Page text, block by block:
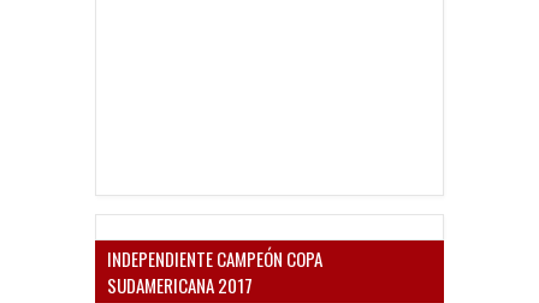
INDEPENDIENTE CAMPEÓN COPA
SUDAMERICANA 2017